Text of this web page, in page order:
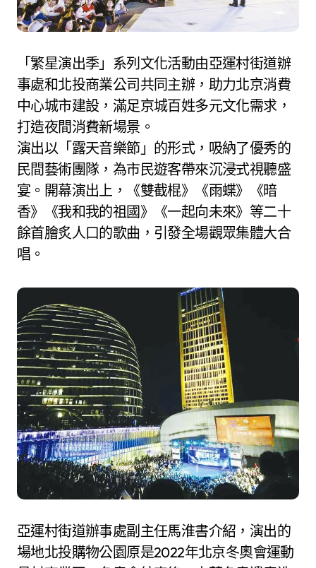
「繁星演出季」系列文化活動由亞運村街道辦
事處和北投商業公司共同主辦，助力北京消費
中心城市建設，滿足京城百姓多元文化需求，
打造夜間消費新場景。
演出以「露天音樂節」的形式，吸納了優秀的
民間藝術團隊，為市民遊客帶來沉浸式視聽盛
宴。開幕演出上，《雙截棍》《雨蝶》《暗
香》《我和我的祖國》《一起向未來》等二十
餘首膾炙人口的歌曲，引發全場觀眾集體大合
唱。
亞運村街道辦事處副主任馬淮書介紹，演出的
場地北投購物公園原是2022年北京冬奧會運動